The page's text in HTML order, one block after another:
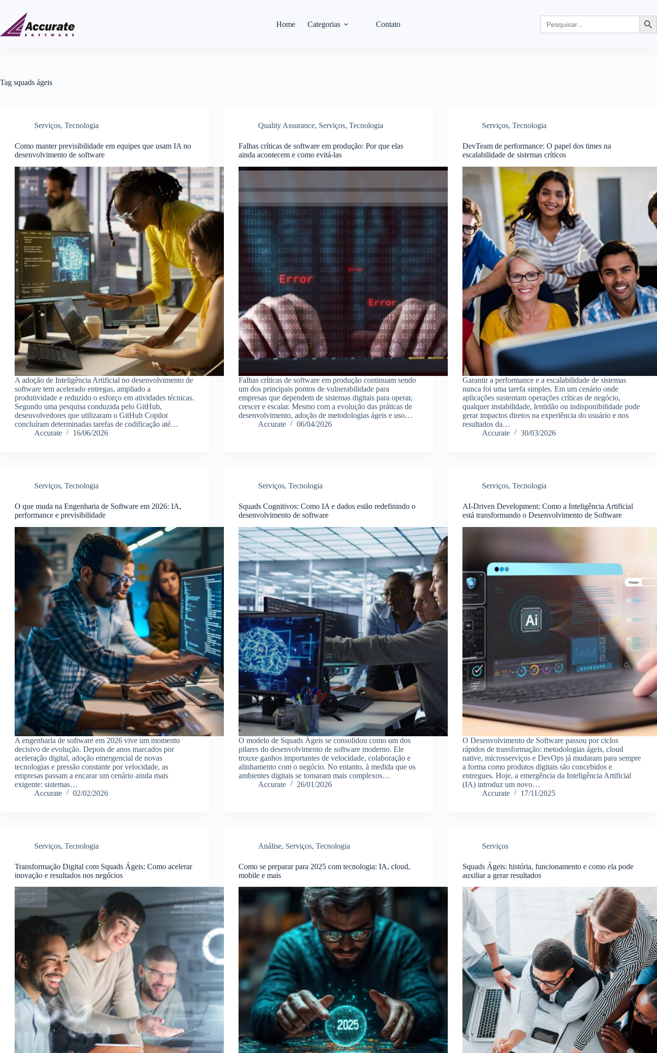
Home Categorias Contato
Search
for:
Tag squads ágeis
Serviços, Tecnologia
Como manter previsibilidade em equipes que usam IA no
desenvolvimento de software
A adoção de Inteligência Artificial no desenvolvimento de
software tem acelerado entregas, ampliado a
produtividade e reduzido o esforço em atividades técnicas.
Segundo uma pesquisa conduzida pelo GitHub,
desenvolvedores que utilizaram o GitHub Copilot
concluíram determinadas tarefas de codificação até…
Accurate
16/06/2026
Quality Assurance, Serviços, Tecnologia
Falhas críticas de software em produção: Por que elas
ainda acontecem e como evitá-las
Falhas críticas de software em produção continuam sendo
um dos principais pontos de vulnerabilidade para
empresas que dependem de sistemas digitais para operar,
crescer e escalar. Mesmo com a evolução das práticas de
desenvolvimento, adoção de metodologias ágeis e uso…
Accurate
06/04/2026
Serviços, Tecnologia
DevTeam de performance: O papel dos times na
escalabilidade de sistemas críticos
Garantir a performance e a escalabilidade de sistemas
nunca foi uma tarefa simples. Em um cenário onde
aplicações sustentam operações críticas de negócio,
qualquer instabilidade, lentidão ou indisponibilidade pode
gerar impactos diretos na experiência do usuário e nos
resultados da…
Accurate
30/03/2026
Serviços, Tecnologia
O que muda na Engenharia de Software em 2026: IA,
performance e previsibilidade
A engenharia de software em 2026 vive um momento
decisivo de evolução. Depois de anos marcados por
aceleração digital, adoção emergencial de novas
tecnologias e pressão constante por velocidade, as
empresas passam a encarar um cenário ainda mais
exigente: sistemas…
Accurate
02/02/2026
Serviços, Tecnologia
Squads Cognitivos: Como IA e dados estão redefinindo o
desenvolvimento de software
O modelo de Squads Ágeis se consolidou como um dos
pilares do desenvolvimento de software moderno. Ele
trouxe ganhos importantes de velocidade, colaboração e
alinhamento com o negócio. No entanto, à medida que os
ambientes digitais se tornaram mais complexos…
Accurate
26/01/2026
Serviços, Tecnologia
AI-Driven Development: Como a Inteligência Artificial
está transformando o Desenvolvimento de Software
O Desenvolvimento de Software passou por ciclos
rápidos de transformação: metodologias ágeis, cloud
native, microsserviços e DevOps já mudaram para sempre
a forma como produtos digitais são concebidos e
entregues. Hoje, a emergência da Inteligência Artificial
(IA) introduz um novo…
Accurate
17/11/2025
Serviços, Tecnologia
Transformação Digital com Squads Ágeis: Como acelerar
inovação e resultados nos negócios
Análise, Serviços, Tecnologia
Como se preparar para 2025 com tecnologia: IA, cloud,
mobile e mais
Serviços
Squads Ágeis: história, funcionamento e como ela pode
auxiliar a gerar resultados